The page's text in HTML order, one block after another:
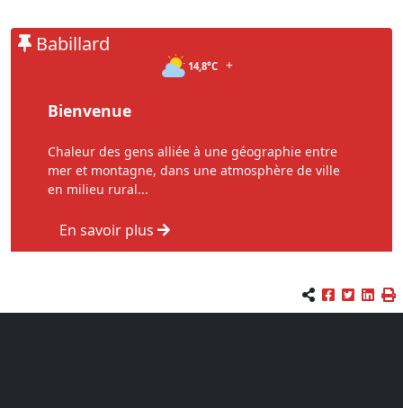
Babillard
14,8°C +
Bienvenue
Chaleur des gens alliée à une géographie entre
mer et montagne, dans une atmosphère de ville
en milieu rural...
En savoir plus